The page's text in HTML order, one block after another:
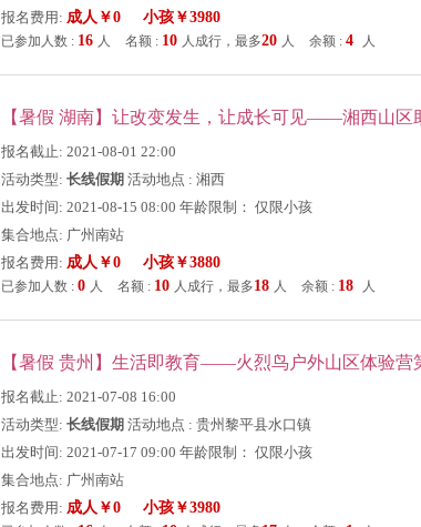
报名费用: 成人￥0 小孩￥3980
已参加人数 : 16 人 名额 : 10 人成行，最多20 人 余额 : 4 人
【暑假 湖南】让改变发生，让成长可见——湘西山区
报名截止: 2021-08-01 22:00
活动类型: 长线假期 活动地点 : 湘西
出发时间: 2021-08-15 08:00 年龄限制： 仅限小孩
集合地点: 广州南站
报名费用: 成人￥0 小孩￥3880
已参加人数 : 0 人 名额 : 10 人成行，最多18 人 余额 : 18 人
【暑假 贵州】生活即教育——火烈鸟户外山区体验营
报名截止: 2021-07-08 16:00
活动类型: 长线假期 活动地点 : 贵州黎平县水口镇
出发时间: 2021-07-17 09:00 年龄限制： 仅限小孩
集合地点: 广州南站
报名费用: 成人￥0 小孩￥3980